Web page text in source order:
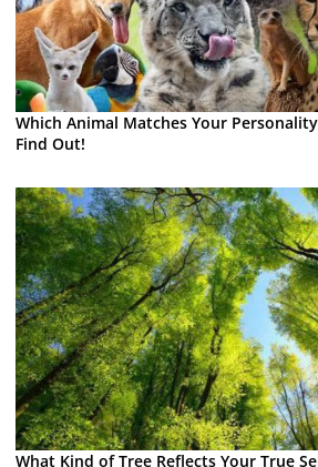
Which Animal Matches Your
Find Out!
What Kind of Tree Reflects Your True